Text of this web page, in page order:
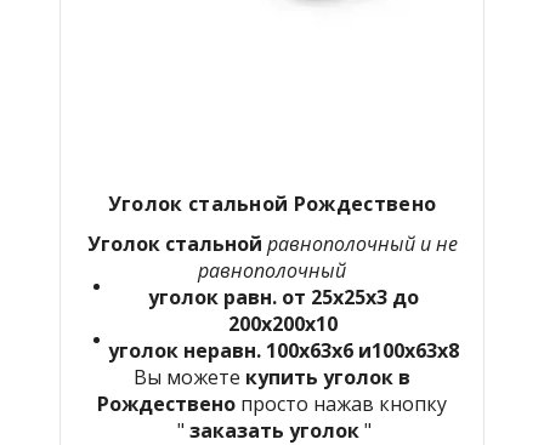
Уголок стальной Рождествено
Уголок стальной равнополочный и не
равнополочный
уголок равн. от 25х25х3 до
200х200х10
уголок неравн. 100х63х6 и100х63х8
Вы можете купить уголок в
Рождествено просто нажав кнопку
" заказать уголок"